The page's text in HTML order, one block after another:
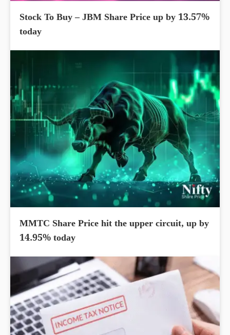
Stock To Buy – JBM Share Price up by 13.57%
today
MMTC Share Price hit the upper circuit, up by
14.95% today